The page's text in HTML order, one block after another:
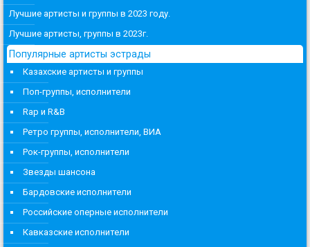
Лучшие артисты и группы в 2023 году.
Лучшие артисты, группы в 2023г.
Популярные артисты эстрады
Казахские артисты и группы
Поп-группы, исполнители
Rap и R&B
Ретро группы, исполнители, ВИА
Рок-группы, исполнители
Звезды шансона
Бардовские исполнители
Российские оперные исполнители
Кавказские исполнители